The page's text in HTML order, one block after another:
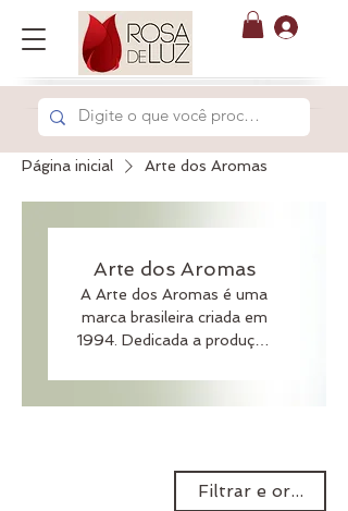
Página inicial Arte dos Aromas
Arte dos Aromas
A Arte dos Aromas é uma
marca brasileira criada em
1994. Dedicada a produção
orgânicos e veganos. Nossa
missão é unir ciência e
seguras e eficazes, feitas
com ingredientes vegetaisFiltrar e ordenar